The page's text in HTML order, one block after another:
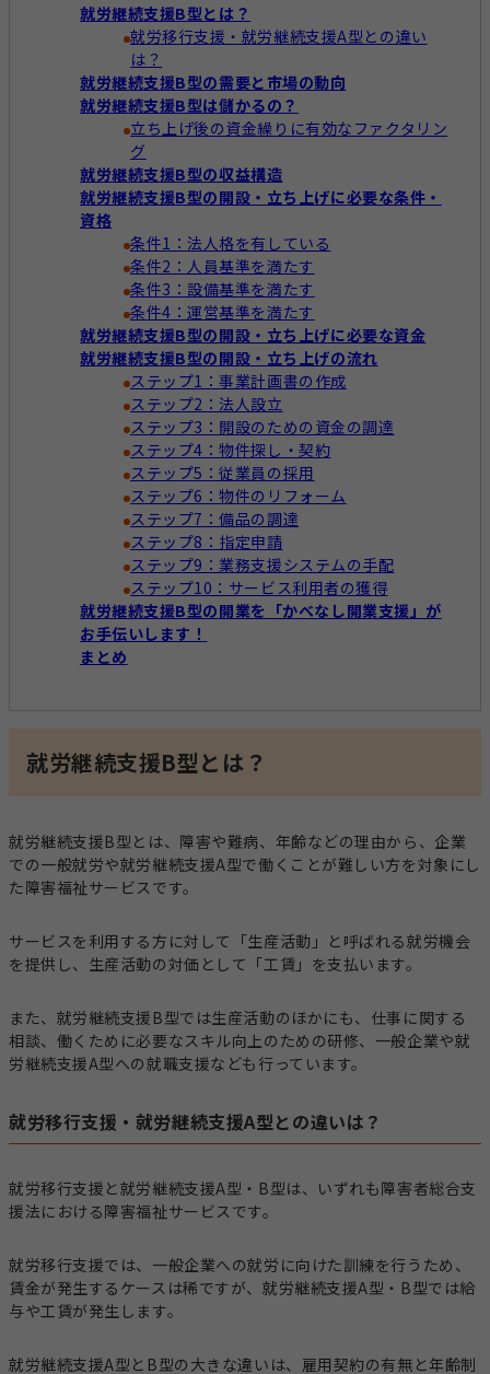
キーワードからコラムを探す
記録 帳票作成 電子サイン
国保連請求 工賃計算
個別支援計画 モニタリング
就労継続支援B型とは？
就労移行支援・就労継続支援A型との違い
は？
就労継続支援B型の需要と市場の動向
就労継続支援B型は儲かるの？
立ち上げ後の資金繰りに有効なファクタリン
グ
就労継続支援B型の収益構造
就労継続支援B型の開設・立ち上げに必要な条件・
資格
条件1：法人格を有している
条件2：人員基準を満たす
条件3：設備基準を満たす
条件4：運営基準を満たす
就労継続支援B型の開設・立ち上げに必要な資金
就労継続支援B型の開設・立ち上げの流れ
ステップ1：事業計画書の作成
ステップ2：法人設立
ステップ3：開設のための資金の調達
ステップ4：物件探し・契約
ステップ5：従業員の採用
ステップ6：物件のリフォーム
ステップ7：備品の調達
ステップ8：指定申請
ステップ9：業務支援システムの手配
ステップ10：サービス利用者の獲得
就労継続支援B型の開業を「かべなし開業支援」が
お手伝いします！
まとめ
就労継続支援B型とは？
就労継続支援B型とは、障害や難病、年齢などの理由から、企業
での一般就労や就労継続支援A型で働くことが難しい方を対象にし
た障害福祉サービスです。
サービスを利用する方に対して「生産活動」と呼ばれる就労機会
を提供し、生産活動の対価として「工賃」を支払います。
また、就労継続支援B型では生産活動のほかにも、仕事に関する
相談、働くために必要なスキル向上のための研修、一般企業や就
労継続支援A型への就職支援なども行っています。
就労移行支援・就労継続支援A型との違いは？
就労移行支援と就労継続支援A型・B型は、いずれも障害者総合支
援法における障害福祉サービスです。
就労移行支援では、一般企業への就労に向けた訓練を行うため、
賃金が発生するケースは稀ですが、就労継続支援A型・B型では給
与や工賃が発生します。
就労継続支援A型とB型の大きな違いは、雇用契約の有無と年齢制